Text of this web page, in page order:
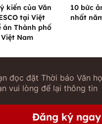
kiến của Văn
tại Việt
án Thành phố
Nam
10 bức
nhất
đọc đặt Thời báo Văn
vui lòng để lại thông tin
Đăng ký ngay